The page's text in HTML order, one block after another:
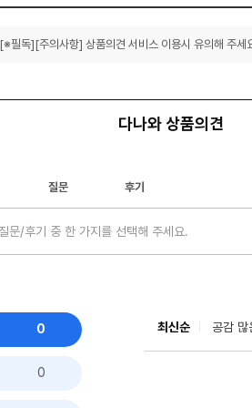
[※필독][주의사항] 상품의견 서비스 이용시 유의해 주세
다나와 상품의견
질문 후기
0
0
최신순 공감 많